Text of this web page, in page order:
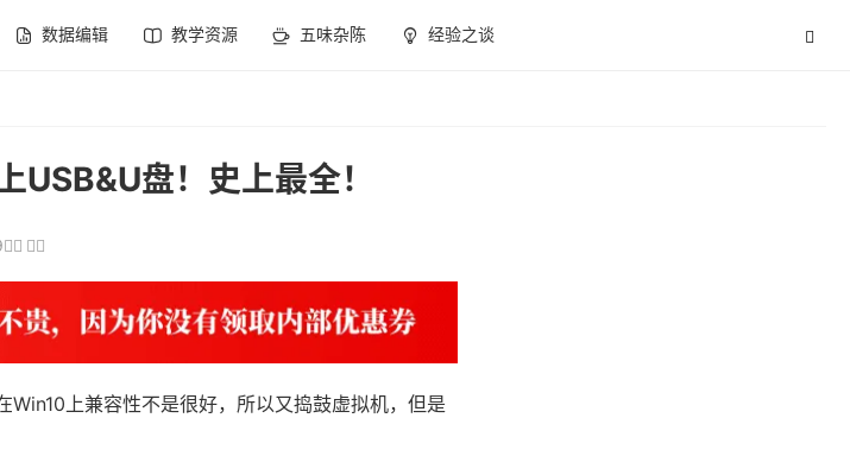
数据编辑 教学资源 五味杂陈 经验之谈
盘！史上最全！
上兼容性不是很好，所以又捣鼓虚拟机，但是